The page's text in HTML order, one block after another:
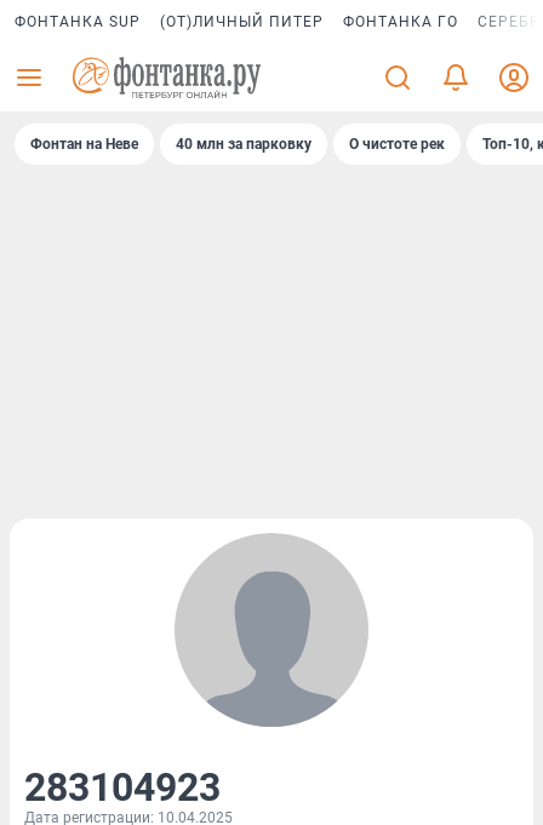
ФОНТАНКА SUP (ОТ)ЛИЧНЫЙ ПИТЕР ФОНТАНКА ГО
Фонтан на Неве 40 млн за парковку О чистоте рек Топ-10,
283104923
Дата регистрации: 10.04.2025